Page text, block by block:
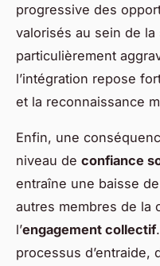
progressive des
valorisés au sein de
particulièrement
l’intégration repose
et la reconnaissance
Enfin, une
niveau de confiance
entraîne une baisse
autres membres de la
l’engagement collectif
processus d’entraide,